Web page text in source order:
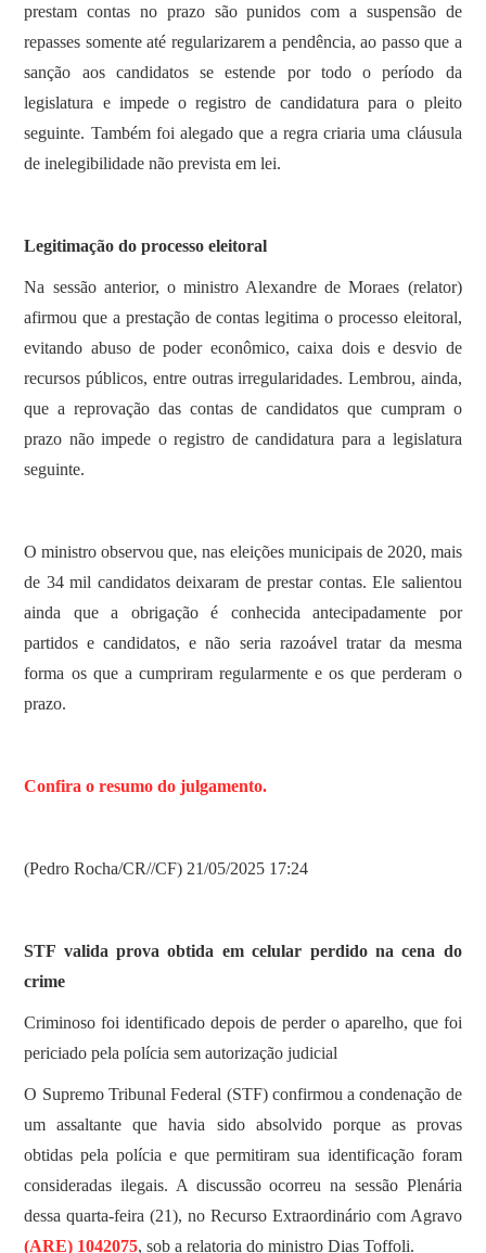
prestam contas no prazo são punidos com a suspensão de
repasses somente até regularizarem a pendência, ao passo que a
sanção aos candidatos se estende por todo o período da
legislatura e impede o registro de candidatura para o pleito
seguinte. Também foi alegado que a regra criaria uma cláusula
de inelegibilidade não prevista em lei.
Legitimação do processo eleitoral
Na sessão anterior, o ministro Alexandre de Moraes (relator)
afirmou que a prestação de contas legitima o processo eleitoral,
evitando abuso de poder econômico, caixa dois e desvio de
recursos públicos, entre outras irregularidades. Lembrou, ainda,
que a reprovação das contas de candidatos que cumpram o
prazo não impede o registro de candidatura para a legislatura
seguinte.
O ministro observou que, nas eleições municipais de 2020, mais
de 34 mil candidatos deixaram de prestar contas. Ele salientou
ainda que a obrigação é conhecida antecipadamente por
partidos e candidatos, e não seria razoável tratar da mesma
forma os que a cumpriram regularmente e os que perderam o
prazo.
Confira o resumo do julgamento.
(Pedro Rocha/CR//CF) 21/05/2025 17:24
STF valida prova obtida em celular perdido na cena do
crime
Criminoso foi identificado depois de perder o aparelho, que foi
periciado pela polícia sem autorização judicial
O Supremo Tribunal Federal (STF) confirmou a condenação de
um assaltante que havia sido absolvido porque as provas
obtidas pela polícia e que permitiram sua identificação foram
consideradas ilegais. A discussão ocorreu na sessão Plenária
dessa quarta-feira (21), no Recurso Extraordinário com Agravo
(ARE) 1042075, sob a relatoria do ministro Dias Toffoli.